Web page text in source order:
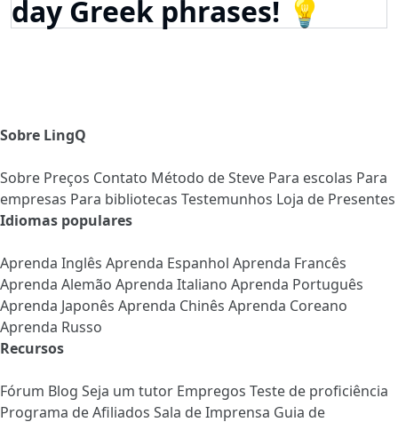
day Greek phrases! 💡
Sobre LingQ
Sobre Preços Contato Método de Steve Para escolas Para
empresas Para bibliotecas Testemunhos Loja de Presentes
Idiomas populares
Aprenda Inglês Aprenda Espanhol Aprenda Francês
Aprenda Alemão Aprenda Italiano Aprenda Português
Aprenda Japonês Aprenda Chinês Aprenda Coreano
Aprenda Russo
Recursos
Fórum Blog Seja um tutor Empregos Teste de proficiência
Programa de Afiliados Sala de Imprensa Guia de